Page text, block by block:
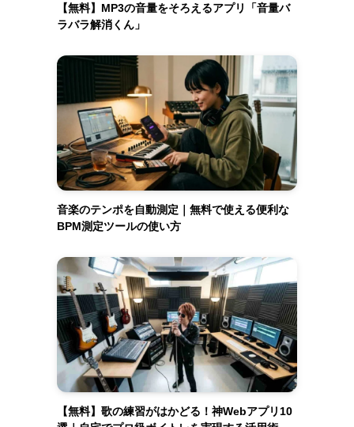
【無料】MP3の音量をそろえるアプリ「音量バ
ラバラ解消くん」
音楽のテンポを自動測定｜無料で使える便利な
BPM測定ツールの使い方
【無料】歌の練習がはかどる！神Webアプリ10